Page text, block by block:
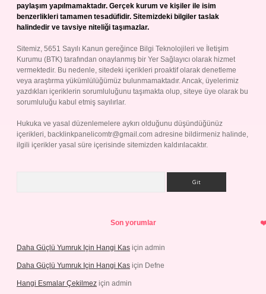
paylaşım yapılmamaktadır. Gerçek kurum ve kişiler ile isim
benzerlikleri tamamen tesadüfidir. Sitemizdeki bilgiler taslak
halindedir ve tavsiye niteliği taşımazlar.
Sitemiz, 5651 Sayılı Kanun gereğince Bilgi Teknolojileri ve İletişim
Kurumu (BTK) tarafından onaylanmış bir Yer Sağlayıcı olarak hizmet
vermektedir. Bu nedenle, sitedeki içerikleri proaktif olarak denetleme
veya araştırma yükümlülüğümüz bulunmamaktadır. Ancak, üyelerimiz
yazdıkları içeriklerin sorumluluğunu taşımakta olup, siteye üye olarak bu
sorumluluğu kabul etmiş sayılırlar.
Hukuka ve yasal düzenlemelere aykırı olduğunu düşündüğünüz
içerikleri, backlinkpanelicomtr@gmail.com adresine bildirmeniz halinde,
ilgili içerikler yasal süre içerisinde sitemizden kaldırılacaktır.
Son yorumlar
Daha Güçlü Yumruk Için Hangi Kas için admin
Daha Güçlü Yumruk Için Hangi Kas için Defne
Hangi Esmalar Çekilmez için admin